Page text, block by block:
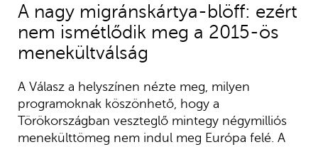
A nagy migránskártya-blöff: ezért
nem ismétlődik meg a 2015-ös
menekültválság
A Válasz a helyszínen nézte meg, milyen
programoknak köszönhető, hogy a
Törökországban veszteglő mintegy négymilliós
menekülttömeg nem indul meg Európa felé. A